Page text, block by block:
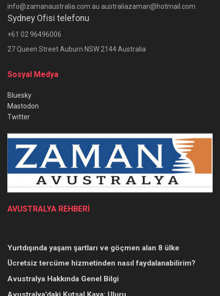
info@zamanaustralia.com.au australiazaman@hotmail.com
Sydney Ofisi telefonu
+61 02 96496006
27 Queen Street Auburn NSW 2144 Australia
Sosyal Medya
Bluesky
Mastodon
Twitter
AVUSTRALYA REHBERİ
Yurtdışında yaşam şartları ve göçmen alan 8 ülke
Ücretsiz tercüme hizmetinden nasıl faydalanabilirim?
Avustralya Hakkında Genel Bilgi